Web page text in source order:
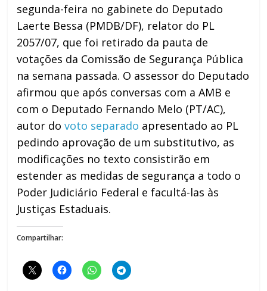
segunda-feira no gabinete do Deputado
Laerte Bessa (PMDB/DF), relator do PL
2057/07, que foi retirado da pauta de
votações da Comissão de Segurança Pública
na semana passada. O assessor do Deputado
afirmou que após conversas com a AMB e
com o Deputado Fernando Melo (PT/AC),
autor dovoto separado apresentado ao PL
pedindo aprovação de um substitutivo, as
modificações no texto consistirão em
estender as medidas de segurança a todo o
Poder Judiciário Federal e facultá-las às
Justiças Estaduais.
Compartilhar: